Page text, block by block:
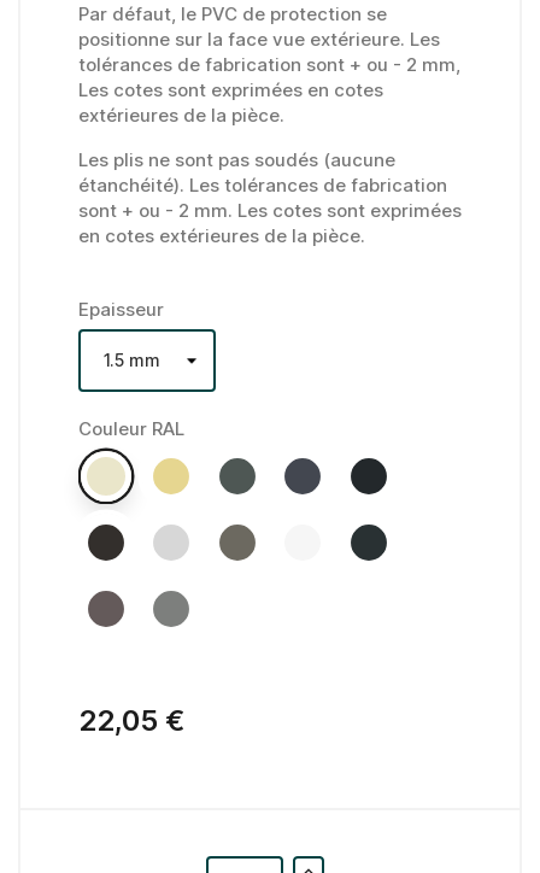
Par défaut, le PVC de protection se
positionne sur la face vue extérieure. Les
tolérances de fabrication sont + ou - 2 mm,
Les cotes sont exprimées en cotes
extérieures de la pièce.
Les plis ne sont pas soudés (aucune
étanchéité). Les tolérances de fabrication
sont + ou - 2 mm. Les cotes sont exprimées
en cotes extérieures de la pièce.
Epaisseur
Couleur RAL
22,05 €